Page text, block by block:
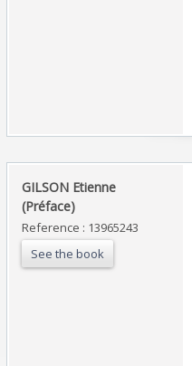
‎GILSON Etienne
(Préface)‎
Reference : 13965243
See the book